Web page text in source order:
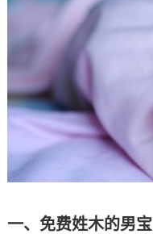
一、免费姓木的男宝